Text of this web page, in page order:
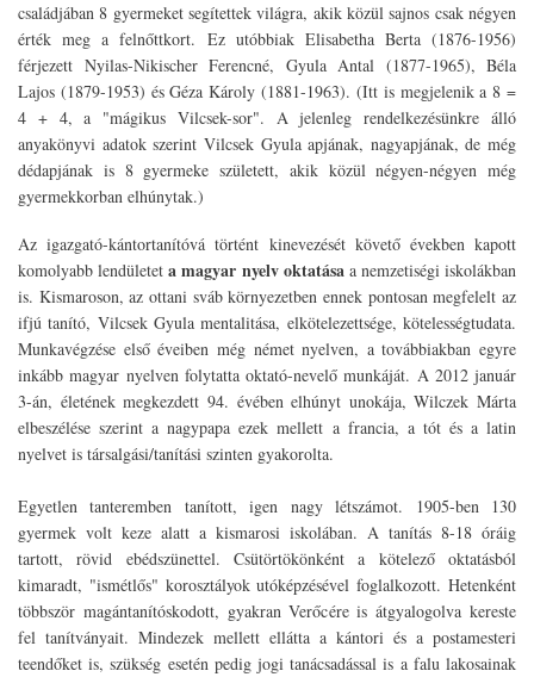
családjában 8 gyermeket segítettek világra, akik közül sajnos csak négyen
érték meg a felnőttkort. Ez utóbbiak Elisabetha Berta (1876-1956)
férjezett Nyilas-Nikischer Ferencné, Gyula Antal (1877-1965), Béla
Lajos (1879-1953) és Géza Károly (1881-1963). (Itt is megjelenik a 8 =
4 + 4, a "mágikus Vilcsek-sor". A jelenleg rendelkezésünkre álló
anyakönyvi adatok szerint Vilcsek Gyula apjának, nagyapjának, de még
dédapjának is 8 gyermeke született, akik közül négyen-négyen még
gyermekkorban elhúnytak.)
Az igazgató-kántortanítóvá történt kinevezését követő években kapott
komolyabb lendületeta magyar nyelv oktatásaa nemzetiségi iskolákban
is. Kismaroson, az ottani sváb környezetben ennek pontosan megfelelt az
ifjú tanító, Vilcsek Gyula mentalitása, elkötelezettsége, kötelességtudata.
Munkavégzése első éveiben még német nyelven, a továbbiakban egyre
inkább magyar nyelven folytatta oktató-nevelő munkáját. A 2012 január
3-án, életének megkezdett 94. évében elhúnyt unokája, Wilczek Márta
elbeszélése szerint a nagypapa ezek mellett a francia, a tót és a latin
nyelvet is társalgási/tanítási szinten gyakorolta.
Egyetlen tanteremben tanított, igen nagy létszámot. 1905-ben 130
gyermek volt keze alatt a kismarosi iskolában. A tanítás 8-18 óráig
tartott, rövid ebédszünettel. Csütörtökönként a kötelező oktatásból
kimaradt, "ismétlős" korosztályok utóképzésével foglalkozott. Hetenként
többször magántanítóskodott, gyakran Verőcére is átgyalogolva kereste
fel tanítványait. Mindezek mellett ellátta a kántori és a postamesteri
teendőket is, szükség esetén pedig jogi tanácsadással is a falu lakosainak